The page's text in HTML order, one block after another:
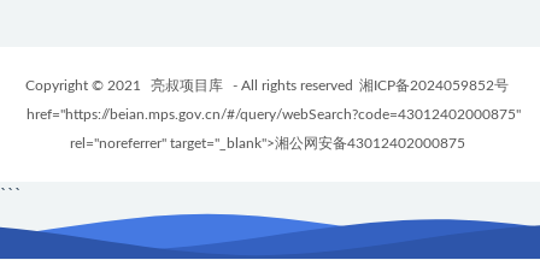
Copyright © 2021 亮叔项目库 - All rights reserved 湘ICP备2024059852号
href="https://beian.mps.gov.cn/#/query/webSearch?code=43012402000875"
rel="noreferrer" target="_blank">湘公网安备43012402000875
```